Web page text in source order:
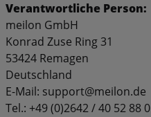
Verantwortliche Person:
meilon GmbH
Konrad Zuse Ring 31
53424 Remagen
Deutschland
E-Mail: support@meilon.de
Tel.: +49 (0)2642 / 40 52 88 0